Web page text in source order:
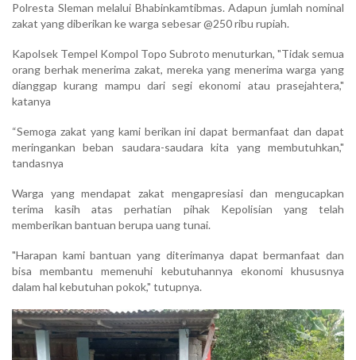
Polresta Sleman melalui Bhabinkamtibmas. Adapun jumlah nominal
zakat yang diberikan ke warga sebesar @250 ribu rupiah.
Kapolsek Tempel Kompol Topo Subroto menuturkan, "Tidak semua
orang berhak menerima zakat, mereka yang menerima warga yang
dianggap kurang mampu dari segi ekonomi atau prasejahtera,"
katanya
“Semoga zakat yang kami berikan ini dapat bermanfaat dan dapat
meringankan beban saudara-saudara kita yang membutuhkan,"
tandasnya
Warga yang mendapat zakat mengapresiasi dan mengucapkan
terima kasih atas perhatian pihak Kepolisian yang telah
memberikan bantuan berupa uang tunai.
"Harapan kami bantuan yang diterimanya dapat bermanfaat dan
bisa membantu memenuhi kebutuhannya ekonomi khususnya
dalam hal kebutuhan pokok," tutupnya.